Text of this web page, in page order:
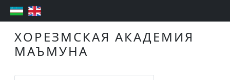
ХОРЕЗМСКАЯ АКАДЕМИЯ
МАЪМУНА